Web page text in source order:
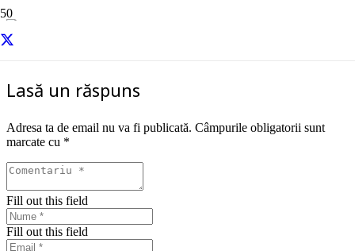
Lasă un răspuns
Adresa ta de email nu va fi publicată. Câmpurile obligatorii sunt
marcate cu *
Fill out this field
Fill out this field